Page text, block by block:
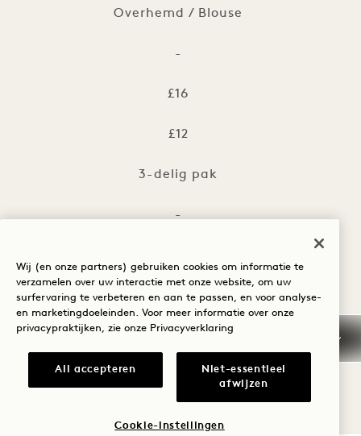
Overhemd / Blouse
-
£16
£12
3-delig pak
-
£28
2-delig pak
Wij (en onze partners) gebruiken cookies om informatie te
verzamelen over uw interactie met onze website, om uw
surfervaring te verbeteren en aan te passen, en voor analyse-
en marketingdoeleinden. Voor meer informatie over onze
privacypraktijken, zie onze Privacyverklaring
All accepteren
Niet-essentieel
afwijzen
Cookie-instellingen